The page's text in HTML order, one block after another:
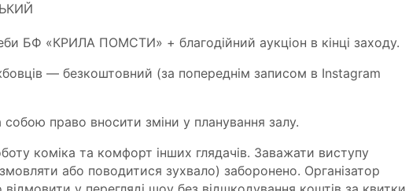
БФ «КРИЛА ПОМСТИ» + благодійний аукціон в кінці заходу.
— безкоштовний (за попереднім записом в Instagram
собою право вносити зміни у планування залу.
коміка та комфорт інших глядачів. Заважати виступу
або поводитися зухвало) заборонено. Організатор